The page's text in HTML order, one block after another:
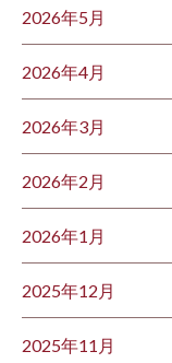
2026年5月
2026年4月
2026年3月
2026年2月
2026年1月
2025年12月
2025年11月